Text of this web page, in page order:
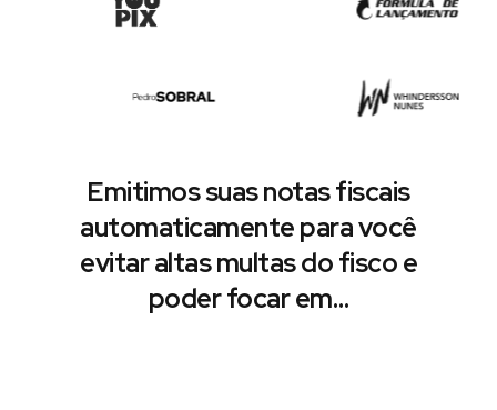
Emitimos suas notas fiscais
automaticamente para você
evitar altas multas do fisco e
poder focar em…